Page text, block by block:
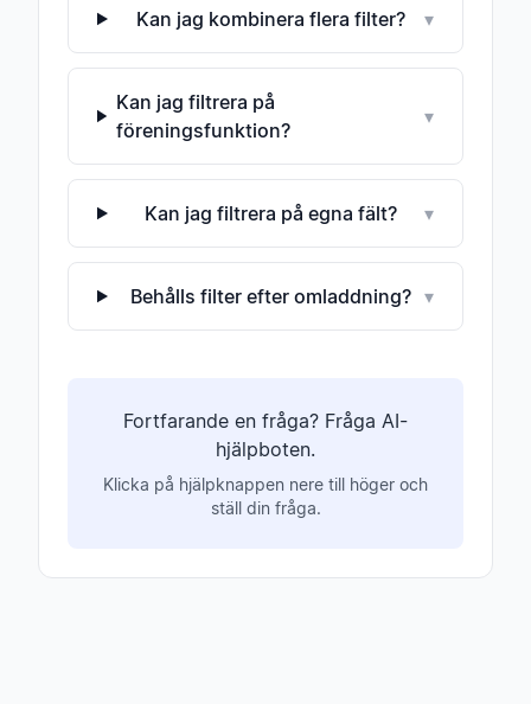
Kan jag kombinera flera filter? ▾
Kan jag filtrera på
föreningsfunktion?
▾
Kan jag filtrera på egna fält? ▾
Behålls filter efter omladdning? ▾
Fortfarande en fråga? Fråga AI-
hjälpboten.
Klicka på hjälpknappen nere till höger och
ställ din fråga.